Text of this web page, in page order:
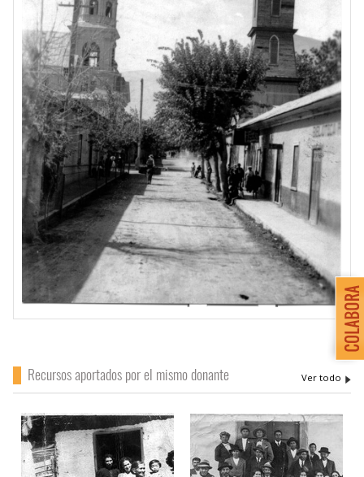
Recursos aportados por el mismo donante